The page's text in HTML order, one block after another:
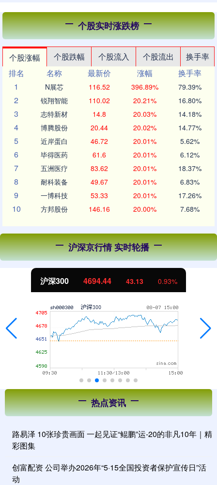
个股实时涨跌榜
个股涨幅 个股跌幅 个股流入 个股流出
换手率
排名
名称 最新价 涨幅
换手率
1
N展芯 116.52 396.89% 79.39%
2 锐翔智能 110.02 20.21% 16.80%
3 志特新材 14.8 20.03% 14.18%
4 博腾股份 20.44 20.02% 14.77%
5 近岸蛋白 46.72 20.01% 5.62%
6 毕得医药 61.6 20.01% 6.12%
7 五洲医疗 83.62 20.01% 18.37%
8 耐科装备 49.67 20.01% 6.83%
9 一博科技 53.33 20.01% 17.26%
10 方邦股份 146.16 20.00% 7.68%
沪深京行情 实时轮播
北证50 1134.24 11.37 1.01%
热点资讯
路易泽 10张珍贵画面 一起见证“鲲鹏”运-20的非凡10年｜精
彩图集
创富配资 公司举办2026年“5·15全国投资者保护宣传日”活
动